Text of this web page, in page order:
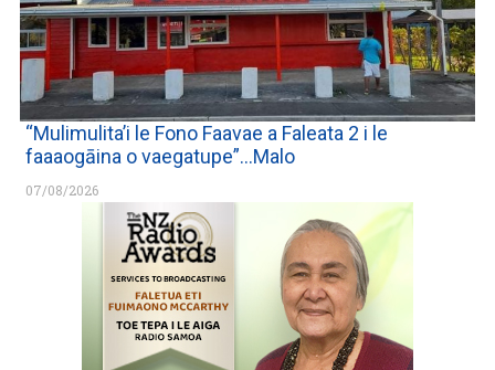
“Mulimulita’i le Fono Faavae a Faleata 2 i le
faaaogāina o vaegatupe”…Malo
07/08/2026